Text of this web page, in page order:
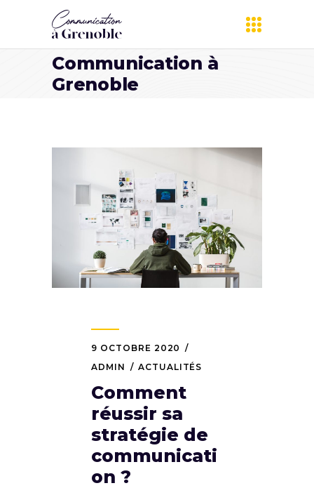
Communication à
Grenoble
9 OCTOBRE 2020
ADMIN
ACTUALITÉS
Comment
réussir sa
stratégie de
communicati
on ?